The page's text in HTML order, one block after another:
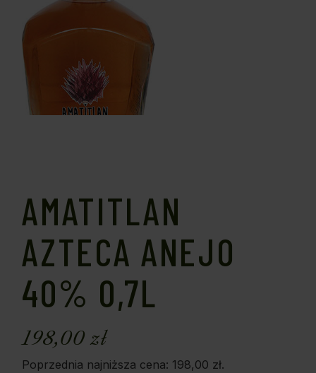
AMATITLAN
AZTECA ANEJO
40% 0,7L
198,00zł
Poprzednia najniższa cena: 198,00 zł.